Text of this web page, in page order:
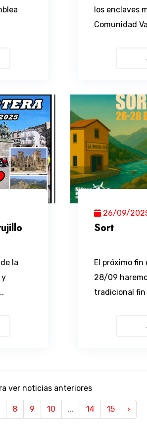
los enclaves
Comunidad
la
y
26/09/
Sort
El próximo
28/09
tradicional fin
ver noticias anteriores
8 9 10 ... 14 15 ›